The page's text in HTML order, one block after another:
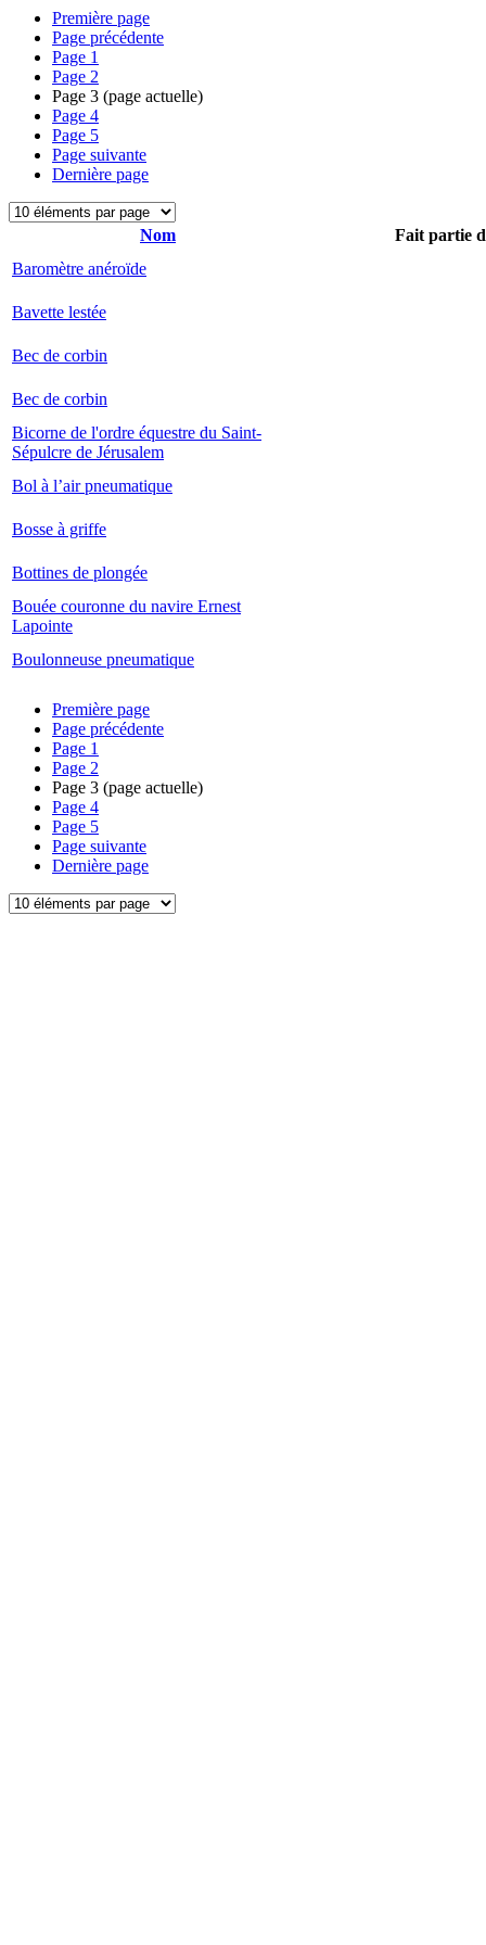
Première page
Page précédente
Page 1
Page 2
Page 3 (page actuelle)
Page 4
Page 5
Page suivante
Dernière page
Nom
Fait partie
Baromètre anéroïde
Bavette lestée
Bec de corbin
Bec de corbin
Bicorne de l'ordre équestre du Saint-
Sépulcre de Jérusalem
Bol à l’air pneumatique
Bosse à griffe
Bottines de plongée
Bouée couronne du navire Ernest
Lapointe
Boulonneuse pneumatique
Première page
Page précédente
Page 1
Page 2
Page 3 (page actuelle)
Page 4
Page 5
Page suivante
Dernière page